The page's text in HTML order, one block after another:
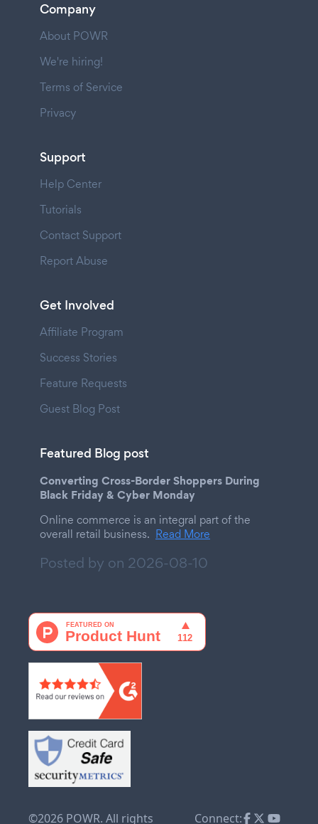
Company
About POWR
We're hiring!
Terms of Service
Privacy
Support
Help Center
Tutorials
Contact Support
Report Abuse
Get Involved
Affiliate Program
Success Stories
Feature Requests
Guest Blog Post
Featured Blog post
Converting Cross-Border Shoppers During
Black Friday & Cyber Monday
Online commerce is an integral part of the
overall retail business. Read More
Posted by on 2026-08-10
©2026 POWR. All rights Connect: